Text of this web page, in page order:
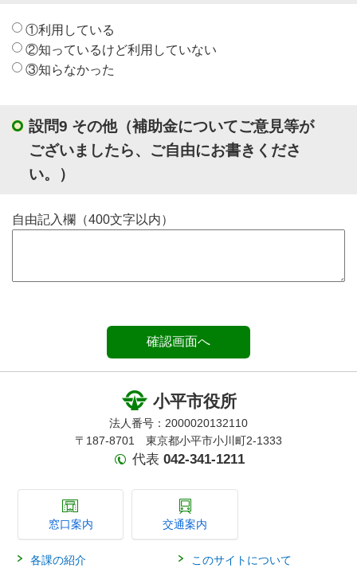
①利用している
②知っているけど利用していない
③知らなかった
設問9 その他（補助金についてご意見等が
ございましたら、ご自由にお書きくださ
い。）
自由記入欄（400文字以内）
小平市役所
法人番号：2000020132110
〒187-8701 東京都小平市小川町2-1333
代表 042-341-1211
窓口案内 交通案内
各課の紹介 このサイトについて